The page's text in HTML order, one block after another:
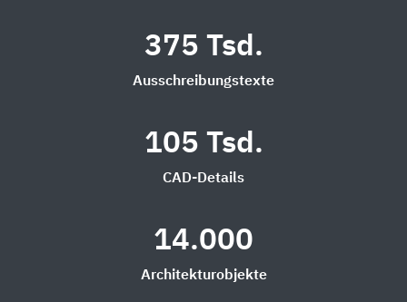
375 Tsd.
Ausschreibungstexte
105 Tsd.
CAD-Details
14.000
Architekturobjekte